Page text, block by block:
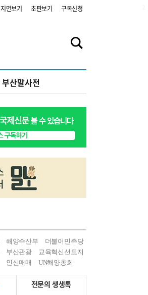
지면보기 초판보기 구독신청
부산말사전
해양수산부
더불어민주당
부산관광
교육혁신선도지
인신매매 UN해양총회
전문의 생생톡